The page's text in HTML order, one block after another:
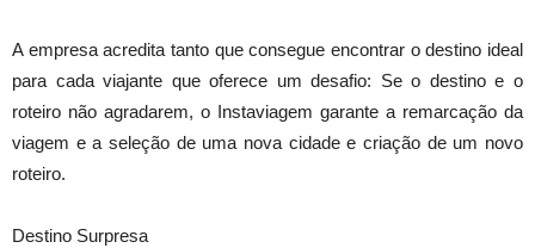
A empresa acredita tanto que consegue encontrar o destino ideal
para cada viajante que oferece um desafio: Se o destino e o
roteiro não agradarem, o Instaviagem garante a remarcação da
viagem e a seleção de uma nova cidade e criação de um novo
roteiro.
Destino Surpresa